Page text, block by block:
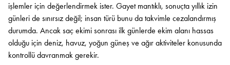
işlemler için değerlendirmek ister. Gayet mantıklı, sonuçta yıllık izin
günleri de sınırsız değil; insan türü bunu da takvimle cezalandırmış
durumda. Ancak saç ekimi sonrası ilk günlerde ekim alanı hassas
olduğu için deniz, havuz, yoğun güneş ve ağır aktiviteler konusunda
kontrollü davranmak gerekir.